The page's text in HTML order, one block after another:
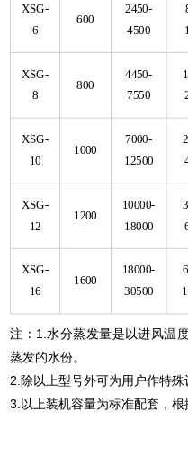
XSG-
6
600
2450-
4500
XSG-
8
800
4450-
7550
XSG-
10
1000
7000-
12500
XSG-
12
1200
10000-
18000
XSG-
16
1600
18000-
30500
注：1.水分蒸发量是以进风温
蒸发的水份。
2.除以上型号外可为用户作特殊
3.以上装机容量为标准配套，根